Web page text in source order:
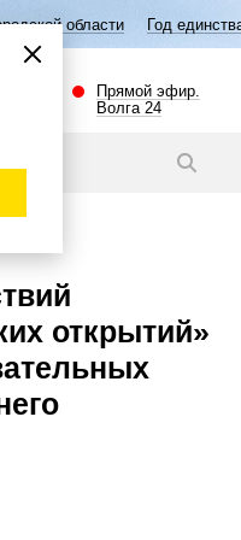
Год единства народов России
Прямой эфир.
Волга 24
открытий»